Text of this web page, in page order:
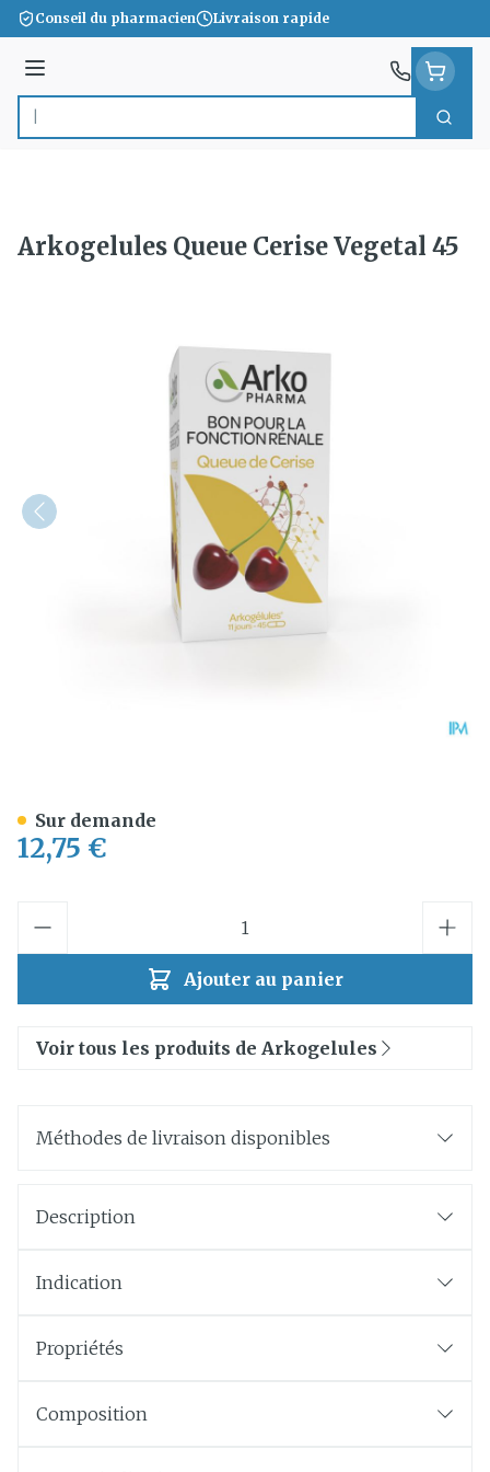
Aller au contenu
Conseil du pharmacien Livraison rapide
Menu
Rechercher
Arkogelules Queue Cerise Vegetal 45
12,75 €
Ajouter au panier
Sur demande
Voir tous les produits de Arkogelules
Méthodes de livraison disponibles
Description
Indication
Propriétés
Composition